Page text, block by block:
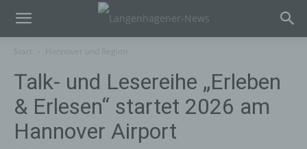
Talk- und Lesereihe „Erleben
& Erlesen“ startet 2026 am
Hannover Airport